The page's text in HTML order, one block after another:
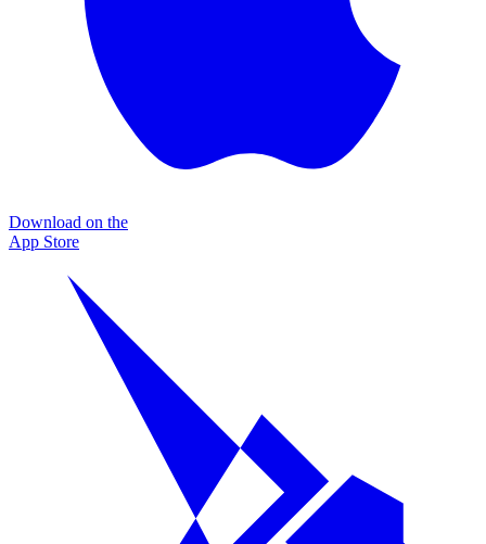
Download on the
App Store